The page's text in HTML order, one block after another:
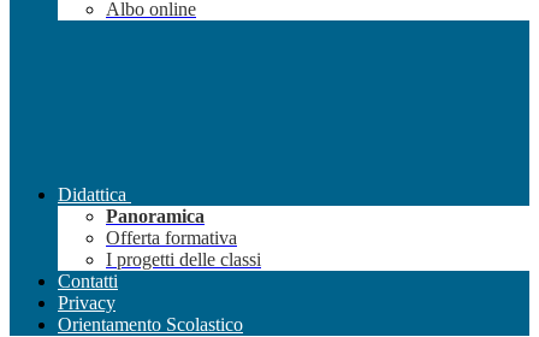
Albo online
Didattica
Panoramica
Offerta formativa
I progetti delle classi
Contatti
Privacy
Orientamento Scolastico